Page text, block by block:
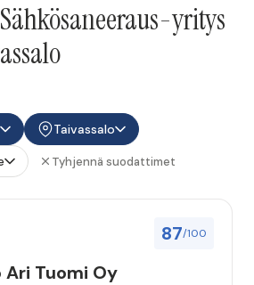
yritys
Taivassalo
Tyhjennä suodattimet
87/100
Ari Tuomi Oy